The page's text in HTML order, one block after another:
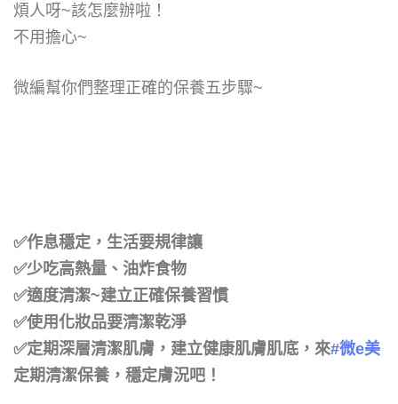
煩人呀~該怎麼辦啦！
不用擔心~
微編幫你們整理正確的保養五步驟~
✅作息穩定 ，生活要規律讓
✅少吃高熱量、油炸食物
✅適度清潔~建立正確保養習慣
✅使用化妝品要清潔乾淨
✅定期深層清潔肌膚 ，建立健康肌膚肌底，來#微e美
定期清潔保養，穩定膚況吧！